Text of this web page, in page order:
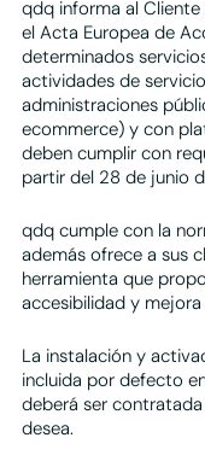
qdq informa al
el Acta Europea de
determinados
actividades de
administraciones
ecommerce) y con
deben cumplir con
partir del 28 de junio
qdq cumple con la
además ofrece a sus
herramienta que
accesibilidad y
La instalación y
incluida por defecto
deberá ser
desea.